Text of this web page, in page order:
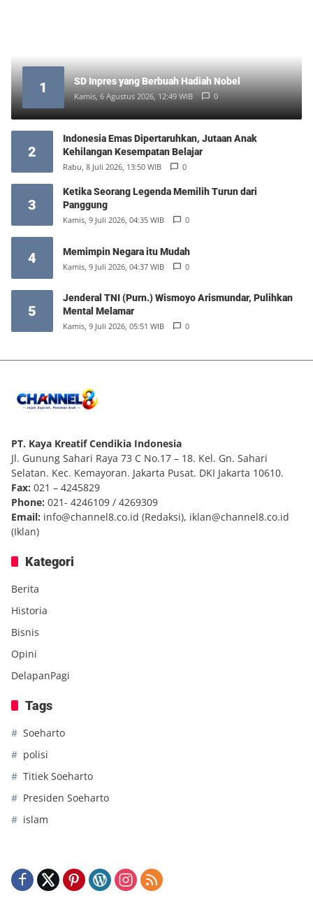
1 SD Inpres yang Berbuah Hadiah Nobel
Kamis, 6 Agustus 2026, 12:49 WIB 0
2
Indonesia Emas Dipertaruhkan, Jutaan Anak
Kehilangan Kesempatan Belajar
Rabu, 8 Juli 2026, 13:50 WIB 0
3
Ketika Seorang Legenda Memilih Turun dari
Panggung
Kamis, 9 Juli 2026, 04:35 WIB 0
4 Memimpin Negara itu Mudah
Kamis, 9 Juli 2026, 04:37 WIB 0
5
Jenderal TNI (Purn.) Wismoyo Arismundar, Pulihkan
Mental Melamar
Kamis, 9 Juli 2026, 05:51 WIB 0
PT. Kaya Kreatif Cendikia Indonesia
Jl. Gunung Sahari Raya 73 C No.17 – 18. Kel. Gn. Sahari
Selatan. Kec. Kemayoran. Jakarta Pusat. DKI Jakarta 10610.
Fax: 021 – 4245829
Phone: 021- 4246109 / 4269309
Email: info@channel8.co.id (Redaksi), iklan@channel8.co.id
(Iklan)
Kategori
Berita
Historia
Bisnis
Opini
DelapanPagi
Tags
Soeharto
polisi
Titiek Soeharto
Presiden Soeharto
islam